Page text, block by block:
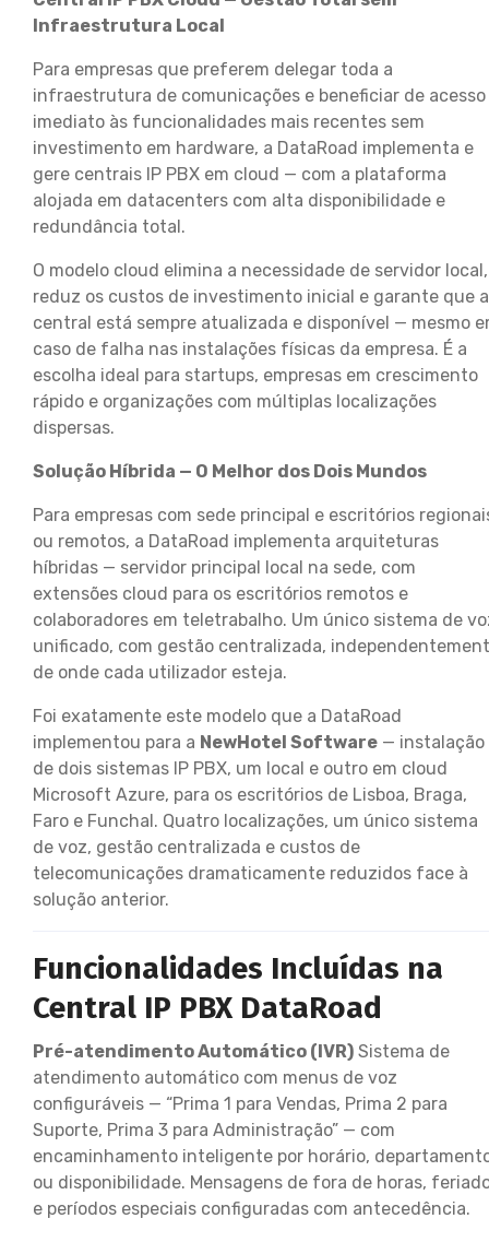
Infraestrutura Local
Para empresas que preferem delegar toda a
infraestrutura de comunicações e beneficiar de acesso
imediato às funcionalidades mais recentes sem
investimento em hardware, a DataRoad implementa e
gere centrais IP PBX em cloud — com a plataforma
alojada em datacenters com alta disponibilidade e
redundância total.
O modelo cloud elimina a necessidade de servidor local,
reduz os custos de investimento inicial e garante que a
central está sempre atualizada e disponível — mesmo
caso de falha nas instalações físicas da empresa. É a
escolha ideal para startups, empresas em crescimento
rápido e organizações com múltiplas localizações
dispersas.
Solução Híbrida — O Melhor dos Dois Mundos
Para empresas com sede principal e escritórios
ou remotos, a DataRoad implementa arquiteturas
híbridas — servidor principal local na sede, com
extensões cloud para os escritórios remotos e
colaboradores em teletrabalho. Um único sistema de
unificado, com gestão centralizada,
de onde cada utilizador esteja.
Foi exatamente este modelo que a DataRoad
implementou para a NewHotel Software — instalação
de dois sistemas IP PBX, um local e outro em cloud
Microsoft Azure, para os escritórios de Lisboa, Braga,
Faro e Funchal. Quatro localizações, um único sistema
de voz, gestão centralizada e custos de
telecomunicações dramaticamente reduzidos face à
solução anterior.
Funcionalidades Incluídas na
Central IP PBX DataRoad
Pré-atendimento Automático (IVR) Sistema de
atendimento automático com menus de voz
configuráveis — “Prima 1 para Vendas, Prima 2 para
Suporte, Prima 3 para Administração” — com
encaminhamento inteligente por horário,
ou disponibilidade. Mensagens de fora de horas,
e períodos especiais configuradas com antecedência.